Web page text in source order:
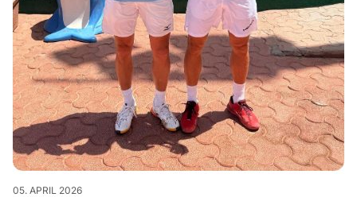
05. APRIL 2026